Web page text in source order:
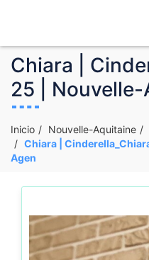
Chiara |
25 |
Inicio Nouvelle-Aquitaine
Chiara |
Agen